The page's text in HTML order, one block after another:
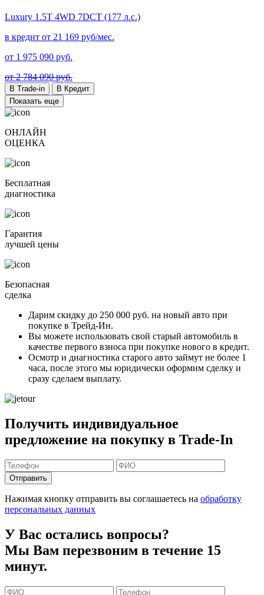
Luxury 1.5T 4WD 7DCT (177 л.с.)
в кредит от 21 169 руб/мес.
от 1 975 090 руб.
от 2 784 090 руб.
В Trade-in
В Кредит
Показать еще
ОНЛАЙН
ОЦЕНКА
Бесплатная
диагностика
Гарантия
лучшей цены
Безопасная
сделка
Дарим скидку до 250 000 руб. на новый авто при
покупке в Трейд-Ин.
Вы можете использовать свой старый автомобиль в
качестве первого взноса при покупке нового в кредит.
Осмотр и диагностика старого авто займут не более 1
часа, после этого мы юридически оформим сделку и
сразу сделаем выплату.
Получить индивидуальное
предложение на покупку в Trade-In
Отправить
Нажимая кнопку отправить вы соглашаетесь на обработку
персональных данных
У Вас остались вопросы?
Мы Вам перезвоним в течение 15
минут.